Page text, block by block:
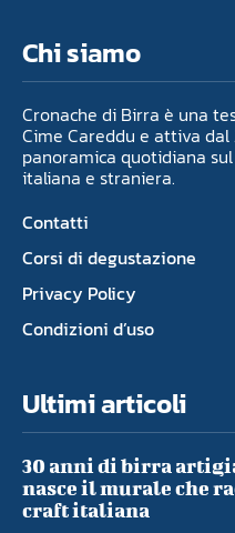
Chi siamo
Cronache di Birra è una
Cime Careddu e attiva
panoramica quotidiana
italiana e straniera.
Contatti
Corsi di degustazione
Privacy Policy
Condizioni d’uso
Ultimi articoli
30 anni di birra
nasce il murale che
craft italiana